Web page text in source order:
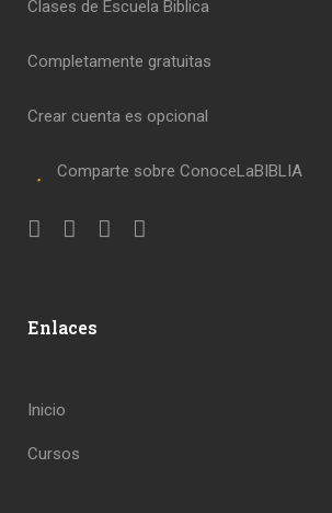
Clases de Escuela Biblica
Completamente gratuitas
Crear cuenta es opcional
Comparte sobre ConoceLaBIBLIA
Enlaces
Inicio
Cursos